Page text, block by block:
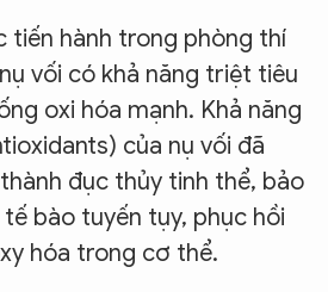
tiến hành trong phòng thí
vối có khả năng triệt tiêu
oxi hóa mạnh. Khả năng
của nụ vối đã
đục thủy tinh thể, bảo
bào tuyến tụy, phục hồi
hóa trong cơ thể.